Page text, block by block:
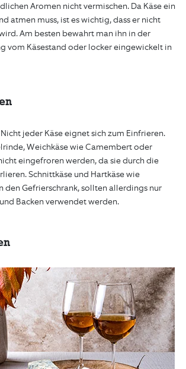
Aromen nicht vermischen. Da Käse ein
atmen muss, ist es wichtig, dass er nicht
Am besten bewahrt man ihn in der
vom Käsestand oder locker eingewickelt in
jeder Käse eignet sich zum Einfrieren.
Weichkäse wie Camembert oder
eingefroren werden, da sie durch die
Schnittkäse und Hartkäse wie
den Gefrierschrank, sollten allerdings nur
Backen verwendet werden.